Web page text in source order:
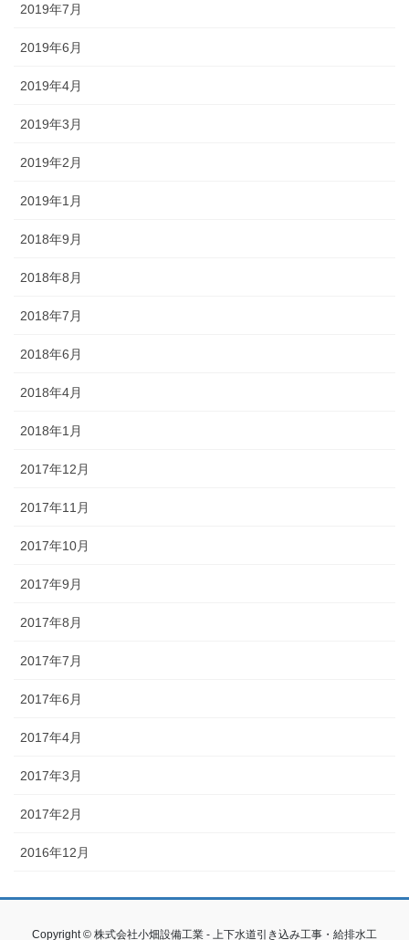
2019年7月
2019年6月
2019年4月
2019年3月
2019年2月
2019年1月
2018年9月
2018年8月
2018年7月
2018年6月
2018年4月
2018年1月
2017年12月
2017年11月
2017年10月
2017年9月
2017年8月
2017年7月
2017年6月
2017年4月
2017年3月
2017年2月
2016年12月
Copyright © 株式会社小畑設備工業 - 上下水道引き込み工事・給排水工